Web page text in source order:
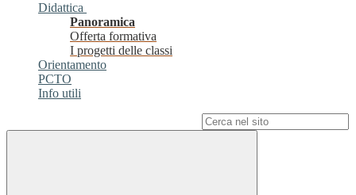
Didattica
Panoramica
Offerta formativa
I progetti delle classi
Orientamento
PCTO
Info utili